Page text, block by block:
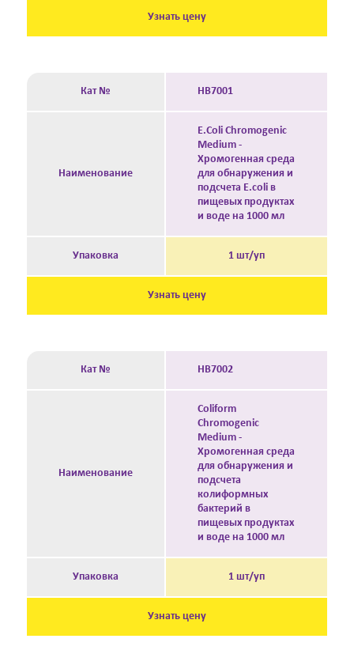
Узнать цену
Кат № HB7001
Наименование
E.Coli Chromogenic
Medium -
Хромогенная среда
для обнаружения и
подсчета E.coli в
пищевых продуктах
и воде на 1000 мл
Упаковка 1 шт/уп
Узнать цену
Кат № HB7002
Наименование
Coliform
Chromogenic
Medium -
Хромогенная среда
для обнаружения и
подсчета
колиформных
бактерий в
пищевых продуктах
и воде на 1000 мл
Упаковка 1 шт/уп
Узнать цену